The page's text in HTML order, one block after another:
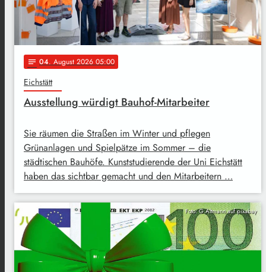
notes 04. August 2026 05:00
Eichstätt
Ausstellung würdigt Bauhof-Mitarbeiter
Sie räumen die Straßen im Winter und pflegen
Grünanlagen und Spielpätze im Sommer – die
städtischen Bauhöfe. Kunststudierende der Uni Eichstätt
haben das sichtbar gemacht und den Mitarbeitern …
Foto: G.Altmann auf pixabay